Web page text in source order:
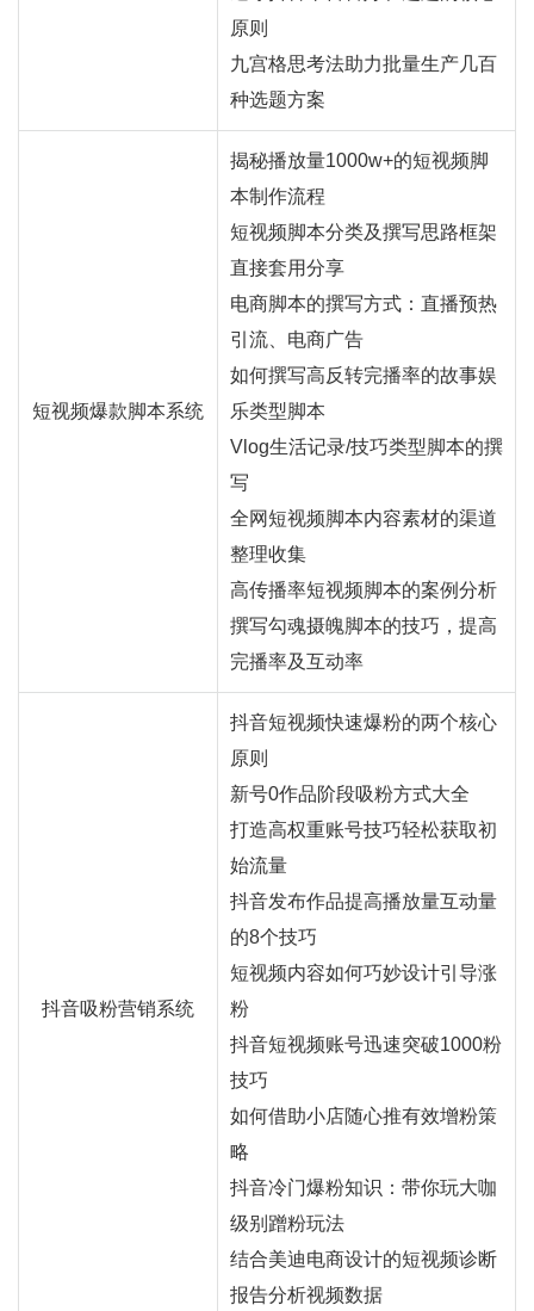
原则
九宫格思考法助力批量生产几百
种选题方案
短视频爆款脚本系统
揭秘播放量1000w+的短视频脚
本制作流程
短视频脚本分类及撰写思路框架
直接套用分享
电商脚本的撰写方式： 直播预热
引流、电商广告
如何撰写高反转完播率的故事娱
乐类型脚本
Vlog生活记录/技巧类型脚本的撰
写
全网短视频脚本内容素材的渠道
整理收集
高传播率短视频脚本的案例分析
撰写勾魂摄魄脚本的技巧，提高
完播率及互动率
抖音吸粉营销系统
抖音短视频快速爆粉的两个核心
原则
新号0作品阶段吸粉方式大全
打造高权重账号技巧轻松获取初
始流量
抖音发布作品提高播放量互动量
的8个技巧
短视频内容如何巧妙设计引导涨
粉
抖音短视频账号迅速突破1000粉
技巧
如何借助小店随心推有效增粉策
略
抖音冷门爆粉知识：带你玩大咖
级别蹭粉玩法
结合美迪电商设计的短视频诊断
报告分析视频数据